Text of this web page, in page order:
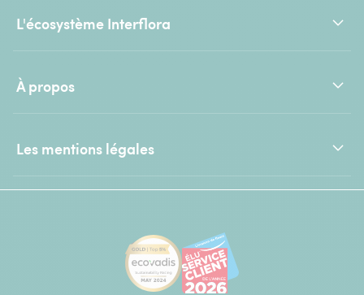
L'écosystème Interflora
À propos
Les mentions légales